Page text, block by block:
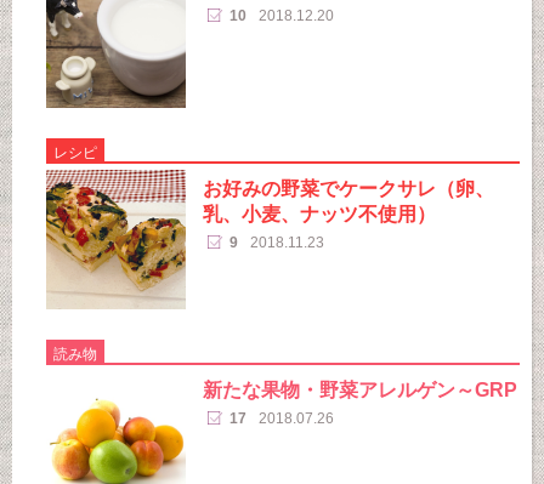
10 2018.12.20
レシピ
お好みの野菜でケークサレ（卵、
乳、小麦、ナッツ不使用）
9 2018.11.23
読み物
新たな果物・野菜アレルゲン～GRP
17 2018.07.26